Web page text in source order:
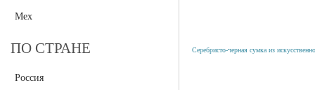
Deeson
Eleganzza
Мех
ПО СТРАНЕ
Россия